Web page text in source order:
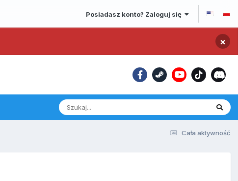
Posiadasz konto? Zaloguj się
×
Cała aktywność